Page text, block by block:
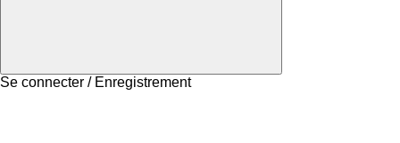
Se connecter / Enregistrement